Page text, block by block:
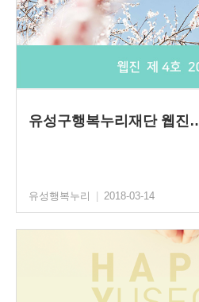
유성구행복누리재단 웹진
유성행복누리 2018-03-14